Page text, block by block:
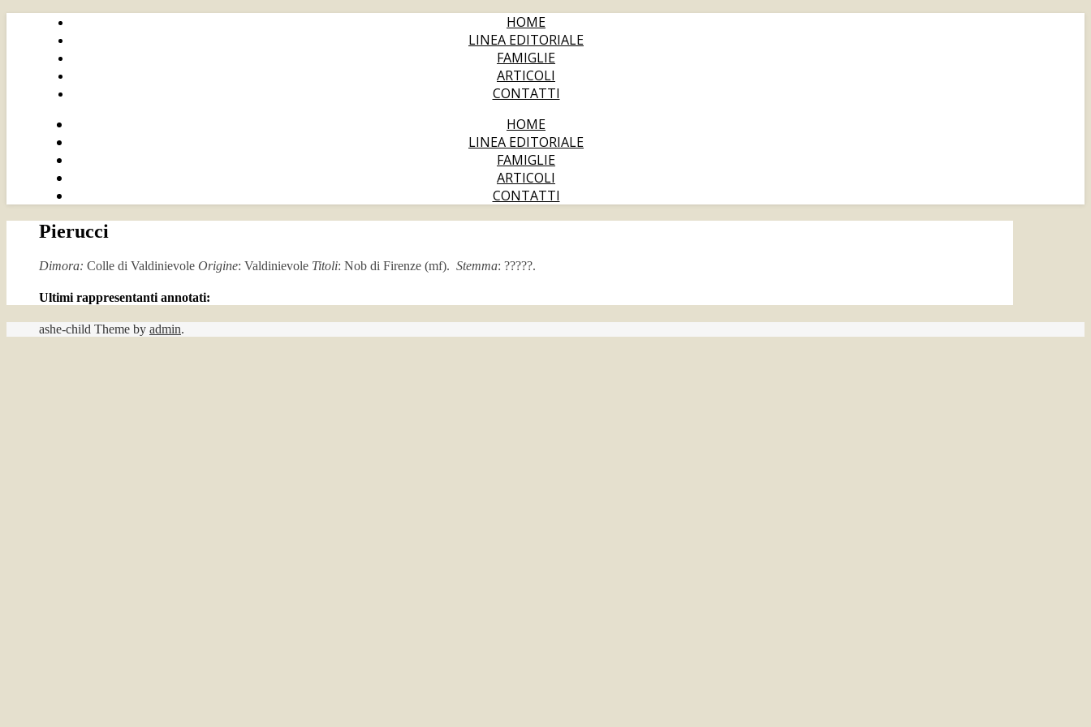
HOME
LINEA EDITORIALE
FAMIGLIE
ARTICOLI
CONTATTI
HOME
LINEA EDITORIALE
FAMIGLIE
ARTICOLI
CONTATTI
Pierucci
Dimora: Colle di Valdinievole Origine: Valdinievole Titoli: Nob di Firenze (mf). Stemma: ?????.
Ultimi rappresentanti annotati:
ashe-child Theme by admin.